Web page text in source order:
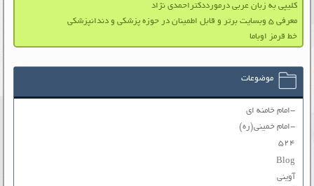
کلیپی به زبان عربی درمورددکتراحمدی نژاد
معرفی ۵ وبسایت برتر و قابل اطمینان در حوزه پزشکی و دندانپزشکی
خط قرمز اوباما
موضوعات
-امام خامنه ای
-امام خمینی(ره)
۵۲۴
Blog
آوینی